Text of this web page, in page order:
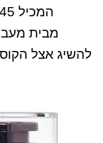
המכיל 45 חומרים פעילים לשיקום העור
מבית מעבדות
להשיג אצל